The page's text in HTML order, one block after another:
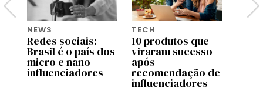
NEWS
Redes sociais:
Brasil é o país dos
micro e nano
influenciadores
TECH
10 produtos que
viraram sucesso
após
recomendação de
influenciadores